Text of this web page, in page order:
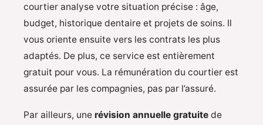
courtier analyse votre situation précise : âge,
budget, historique dentaire et projets de soins. Il
vous oriente ensuite vers les contrats les plus
adaptés. De plus, ce service est entièrement
gratuit pour vous. La rémunération du courtier est
assurée par les compagnies, pas par l’assuré.
Par ailleurs, une révision annuelle gratuite de